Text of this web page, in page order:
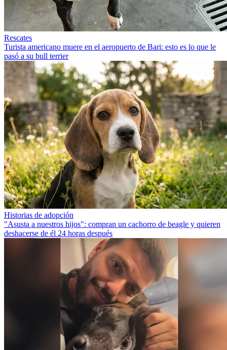
Rescates
Turista americano muere en el aeropuerto de Bari: esto es lo que le
pasó a su bull terrier
Historias de adopción
"Asusta a nuestros hijos": compran un cachorro de beagle y quieren
deshacerse de él 24 horas después